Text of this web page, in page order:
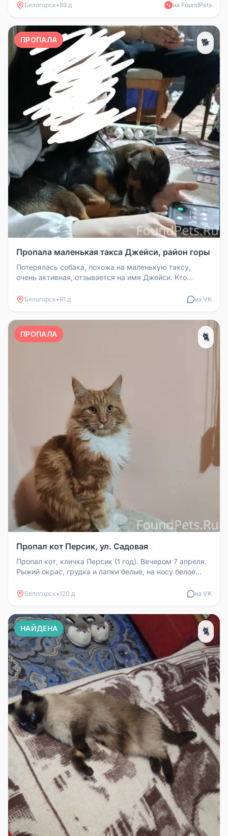
Белогорск• 89 д 🐾 на FoundPets
ПРОПАЛА 🐕
Пропала маленькая такса Джейси, район горы
Потерялась собака, похожа на маленькую таксу,
очень активная, отзывается на имя Джейси. Кто
Белогорск• 91 д из VK
ПРОПАЛА 🐈
Пропал кот Персик, ул. Садовая
Пропал кот, кличка Персик (1 год). Вечером 7 апреля.
Рыжий окрас, грудка и лапки белые, на носу белое
Белогорск•120 д из VK
НАЙДЕНА 🐈